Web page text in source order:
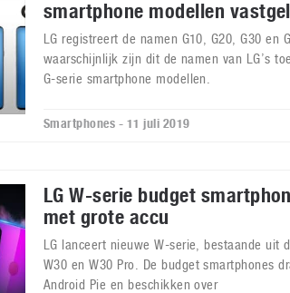
smartphone modellen
LG registreert de namen G10, G20, G30 en
waarschijnlijk zijn dit de namen van LG’s
G-serie smartphone modellen.
Smartphones - 11 juli 2019
LG W-serie budget
met grote accu
LG lanceert nieuwe W-serie, bestaande uit
W30 en W30 Pro. De budget smartphones
Android Pie en beschikken over